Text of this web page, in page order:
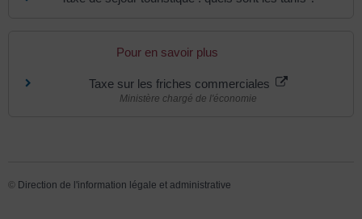
Pour en savoir plus
Taxe sur les friches commerciales
Ministère chargé de l'économie
© Direction de l'information légale et administrative